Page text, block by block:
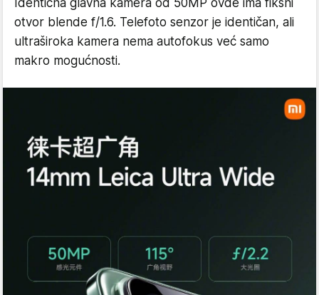
Identična glavna kamera od 50MP ovde ima fiksni
otvor blende f/1.6. Telefoto senzor je identičan, ali
ultraširoka kamera nema autofokus već samo
makro mogućnosti.